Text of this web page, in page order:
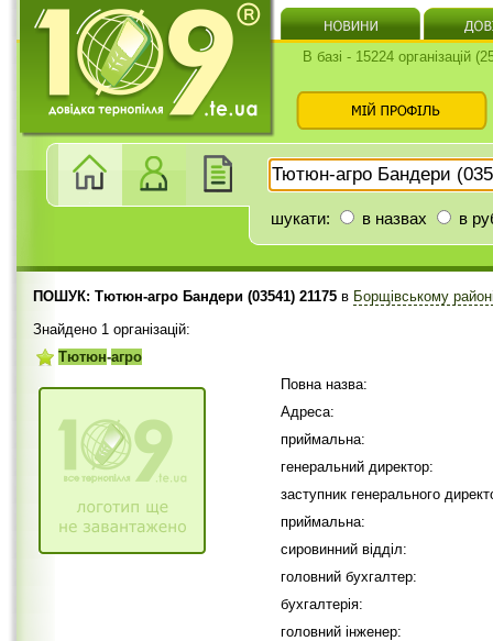
В базі - 15224 організацій
шукати: в назвах в
ПОШУК: Тютюн-агро Бандери (03541) 21175 в Борщівському
Знайдено 1 організацій:
Тютюн-агро
Повна назва:
Адреса:
приймальна:
генеральний директор:
заступник генерального
приймальна:
сировинний відділ:
головний бухгалтер:
бухгалтерія:
головний інженер: